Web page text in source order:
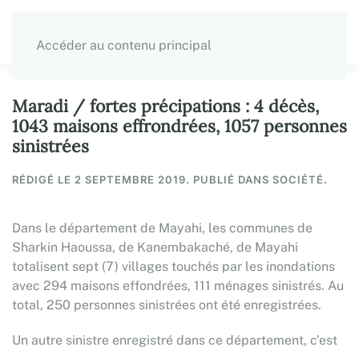
Accéder au contenu principal
Maradi / fortes précipations : 4 décès,
1043 maisons effrondrées, 1057 personnes
sinistrées
RÉDIGÉ LE 2 SEPTEMBRE 2019. PUBLIÉ DANS SOCIÉTÉ.
Dans le département de Mayahi, les communes de
Sharkin Haoussa, de Kanembakaché, de Mayahi
totalisent sept (7) villages touchés par les inondations
avec 294 maisons effondrées, 111 ménages sinistrés. Au
total, 250 personnes sinistrées ont été enregistrées.
Un autre sinistre enregistré dans ce département, c’est